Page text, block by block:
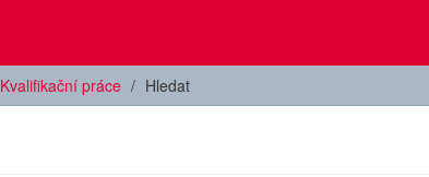
Kvalifikační práce Hledat